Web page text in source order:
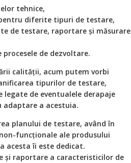
tehnice,
diferite tipuri de testare,
de testare, raportare și măsurare
de dezvoltare.
calității, acum putem vorbi
tipurilor de testare,
legate de eventualele derapaje
adaptare a acestuia.
planului de testare, având în
funcționale ale produsului
acesta îi este dedicat.
și raportare a caracteristicilor de